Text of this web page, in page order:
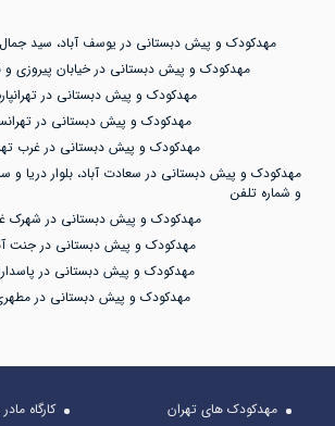
مهدکودک و پیش دبستانی در یوسف آباد، سید
مهدکودک و پیش دبستانی در خیابان پیروزی و
مهدکودک و پیش دبستانی در
مهدکودک و پیش دبستانی در
مهدکودک و پیش دبستانی در غرب
مهدکودک و پیش دبستانی در سعادت آباد، بلوار دریا و
و شماره تلفن
مهدکودک و پیش دبستانی در شهرک
مهدکودک و پیش دبستانی در جنت
مهدکودک و پیش دبستانی در
مهدکودک و پیش دبستانی در
مهدکودک های تهران
کارگاه